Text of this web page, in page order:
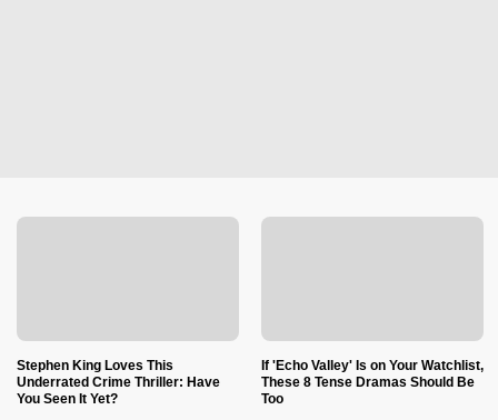
Stephen King Loves This
Underrated Crime Thriller: Have
You Seen It Yet?
If 'Echo Valley' Is on Your Watchlist,
These 8 Tense Dramas Should Be
Too